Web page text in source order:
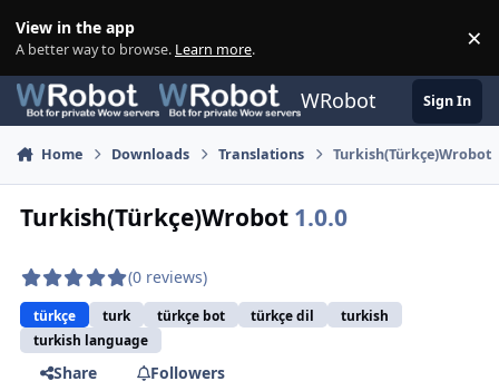
View in the app
A better way to browse. Learn more. ×
WRobot Sign In
Home Downloads Translations Turkish(Türkçe)Wrobot
Turkish(Türkçe)Wrobot 1.0.0
(0 reviews)
türkçe turk türkçe bot türkçe dil
turkish
turkish language
Share
Followers